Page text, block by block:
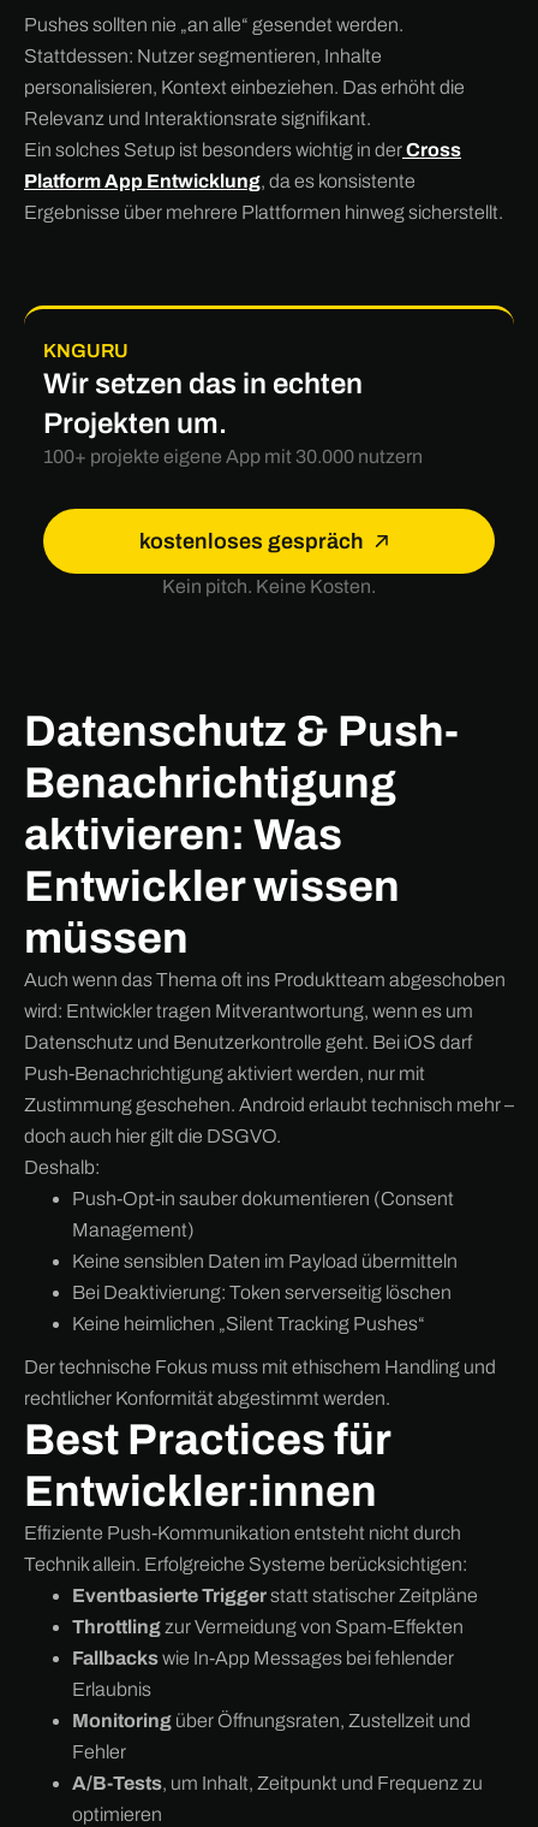
Pushes sollten nie „an alle“ gesendet werden.
Stattdessen: Nutzer segmentieren, Inhalte
personalisieren, Kontext einbeziehen. Das erhöht die
Relevanz und Interaktionsrate signifikant.
Ein solches Setup ist besonders wichtig in derCross
Platform App Entwicklung, da es konsistente
Ergebnisse über mehrere Plattformen hinweg sicherstellt.
KNGURU
Wir setzen das in echten
Projekten um.
100+ projekte eigene App mit 30.000 nutzern
kostenloses gespräch
Kein pitch. Keine Kosten.
Datenschutz & Push-
Benachrichtigung
aktivieren: Was
Entwickler wissen
müssen
Auch wenn das Thema oft ins Produktteam abgeschoben
wird: Entwickler tragen Mitverantwortung, wenn es um
Datenschutz und Benutzerkontrolle geht. Bei iOS darf
Push-Benachrichtigung aktiviert werden, nur mit
Zustimmung geschehen. Android erlaubt technisch mehr –
doch auch hier gilt die DSGVO.
Deshalb:
Push-Opt-in sauber dokumentieren (Consent
Management)
Keine sensiblen Daten im Payload übermitteln
Bei Deaktivierung: Token serverseitig löschen
Keine heimlichen „Silent Tracking Pushes“
Der technische Fokus muss mit ethischem Handling und
rechtlicher Konformität abgestimmt werden.
Best Practices für
Entwickler:innen
Effiziente Push-Kommunikation entsteht nicht durch
Technik allein. Erfolgreiche Systeme berücksichtigen:
Eventbasierte Triggerstatt statischer Zeitpläne
Throttling zur Vermeidung von Spam-Effekten
Fallbackswie In-App Messages bei fehlender
Erlaubnis
Monitoring über Öffnungsraten, Zustellzeit und
Fehler
A/B-Tests, um Inhalt, Zeitpunkt und Frequenz zu
optimieren